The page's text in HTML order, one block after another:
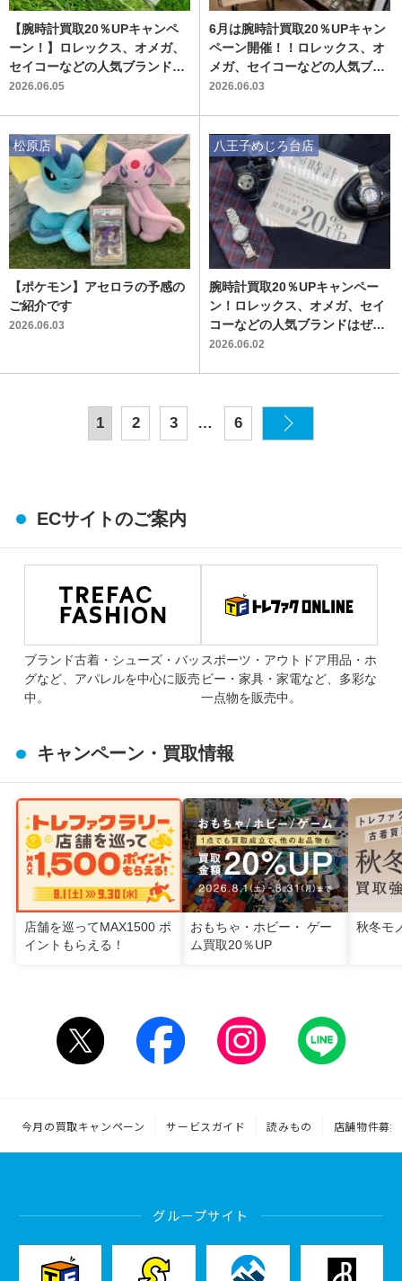
【腕時計買取20％UPキャンペ
ーン！】ロレックス、オメガ、
セイコーなどの人気ブランドは
ぜひお持ち込みください！
2026.06.05
6月は腕時計買取20％UPキャン
ペーン開催！！ロレックス、オ
メガ、セイコーなどの人気ブラ
ンドはぜひお持ち込みくださ
2026.06.03
【ポケモン】アセロラの予感の
ご紹介です
2026.06.03
松原店
腕時計買取20％UPキャンペー
ン！ロレックス、オメガ、セイ
コーなどの人気ブランドはぜひ
お持ち込みください！
2026.06.02
八王子めじろ台店
1 2 3 … 6
ECサイトのご案内
ブランド古着・シューズ・バッ
グなど、アパレルを中心に販売
中。
スポーツ・アウトドア用品・ホ
ビー・家具・家電など、多彩な
一点物を販売中。
キャンペーン・買取情報
店舗を巡ってMAX1500 ポ
イントもらえる！
おもちゃ・ホビー・ ゲー
ム買取20％UP
秋冬モ
今月の買取キャンペーン サービスガイド 読みもの 店舗物件募集
グループサイト